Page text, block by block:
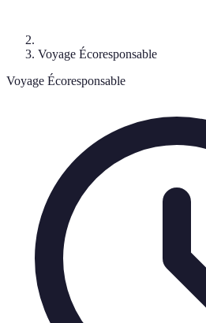
Voyage Écoresponsable
Voyage Écoresponsable